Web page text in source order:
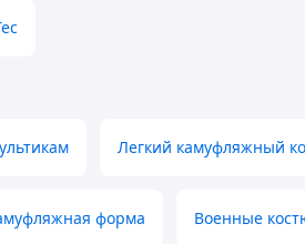
Легкий камуфляжный
форма Военные